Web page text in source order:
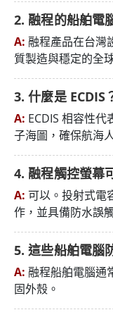
2. 融程的船舶電
A: 融程產品在台灣
質製造與穩定的全
3. 什麼是 ECDIS
A: ECDIS 相容性
子海圖，確保航海
4. 融程觸控螢幕
A: 可以。投射式電
作，並具備防水誤
5. 這些船舶電腦
A: 融程船舶電腦通
固外殼。